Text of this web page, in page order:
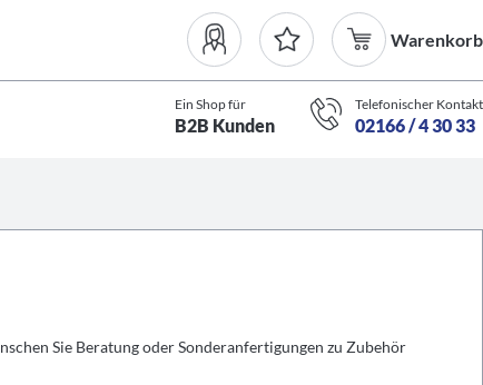
Warenkorb
Ein Shop für
B2B Kunden
Telefonischer Kontakt
02166 / 4 30 33
Sie Beratung oder Sonderanfertigungen zu Zubehör